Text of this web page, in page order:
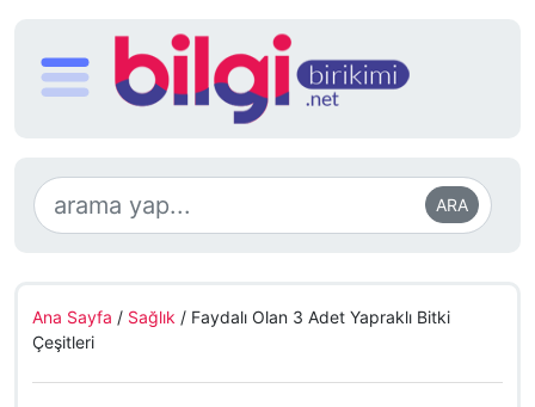
ARA
Ana Sayfa / Sağlık / Faydalı Olan 3 Adet Yapraklı Bitki
Çeşitleri